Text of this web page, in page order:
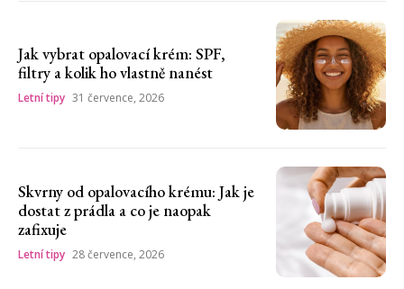
Jak vybrat opalovací krém: SPF,
filtry a kolik ho vlastně nanést
Letní tipy 31 července, 2026
Skvrny od opalovacího krému: Jak je
dostat z prádla a co je naopak
zafixuje
Letní tipy 28 července, 2026